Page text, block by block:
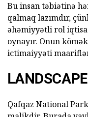
Bu insan təbiətinə
qalmaq lazımdır,
əhəmiyyətli rol
oynayır. Onun
ictimaiyyəti
Qafqaz National